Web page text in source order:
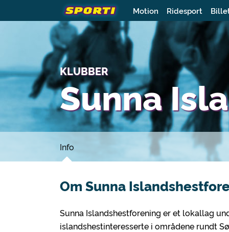
Motion Ridesport
KLUBBER
Sunna
Info
Om Sunna
Sunna Islandshestforening er et lokallag
islandshestinteresserte i områdene rundt